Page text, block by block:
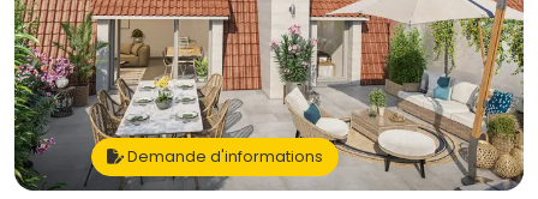
Demande d'informations